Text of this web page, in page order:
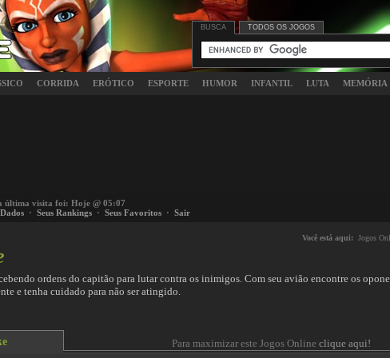
BUSCA TODOS OS JOGOS
CORRIDA ERÓTICO ESPORTE HUMOR INFANTIL LUTA MEMÓRIA
última visita foi: Hoje @ 05:07
· Seus Rankings · Seus Favoritos · Sair
Você está aqui: Jogos
ordens do capitão para lutar contra os inimigos. Com seu avião encontre os
e tenha cuidado para não ser atingido.
Para maximizar este Jogos Online clique aqui!